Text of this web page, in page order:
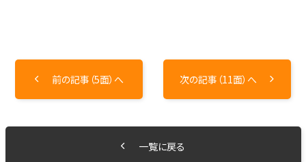
前の記事（5面）へ 次の記事（11面）へ
一覧に戻る